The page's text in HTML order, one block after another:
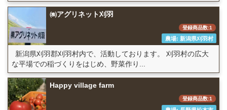
㈱アグリネット刈羽
登録商品数:1
農場: 新潟県刈羽村
新潟県刈羽郡刈羽村内で、活動しております。 刈羽村の広大
な平場での稲づくりをはじめ、野菜作り...
Happy village farm
登録商品数:1